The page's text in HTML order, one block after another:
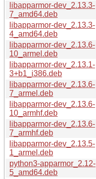
libapparmor-dev_2.13.3-
7_amd64.deb
libapparmor-dev_2.13.3-
4_amd64.deb
libapparmor-dev_2.13.6-
10_armel.deb
libapparmor-dev_2.13.1-
3+b1_i386.deb
libapparmor-dev_2.13.6-
7_armel.deb
libapparmor-dev_2.13.6-
10_armhf.deb
libapparmor-dev_2.13.6-
7_armhf.deb
libapparmor-dev_2.13.5-
1_armel.deb
python3-apparmor_2.12-
5_amd64.deb